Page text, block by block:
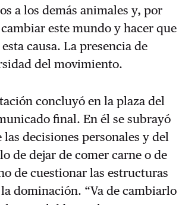
a los demás animales y, por
este mundo y hacer que
causa. La presencia de
del movimiento.
concluyó en la plaza del
final. En él se subrayó
decisiones personales y del
de dejar de comer carne o de
de cuestionar las estructuras
dominación. “Va de cambiarlo